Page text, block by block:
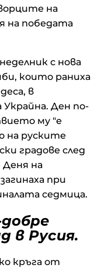
на
на победата
с нова
които раниха
в
Ден по-
му "е
на руските
градове след
на
при
седмица.
в Русия.
кръга от